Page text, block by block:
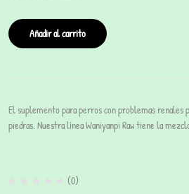
Añadir al carrito
El suplemento para perros con problemas renales
piedras. Nuestra línea Waniyanpi Raw tiene la
(0)